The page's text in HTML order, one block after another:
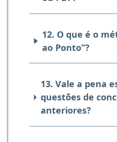
12. O que é o
ao Ponto”?
13. Vale a pena
questões de
anteriores?